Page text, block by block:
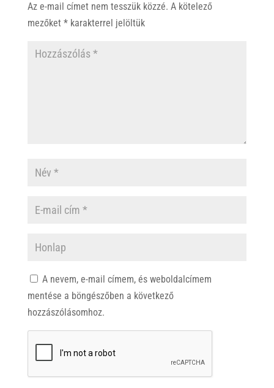
Az e-mail címet nem tesszük közzé. A kötelező
mezőket *karakterrel jelöltük
A nevem, e-mail címem, és weboldalcímem
mentése a böngészőben a következő
hozzászólásomhoz.